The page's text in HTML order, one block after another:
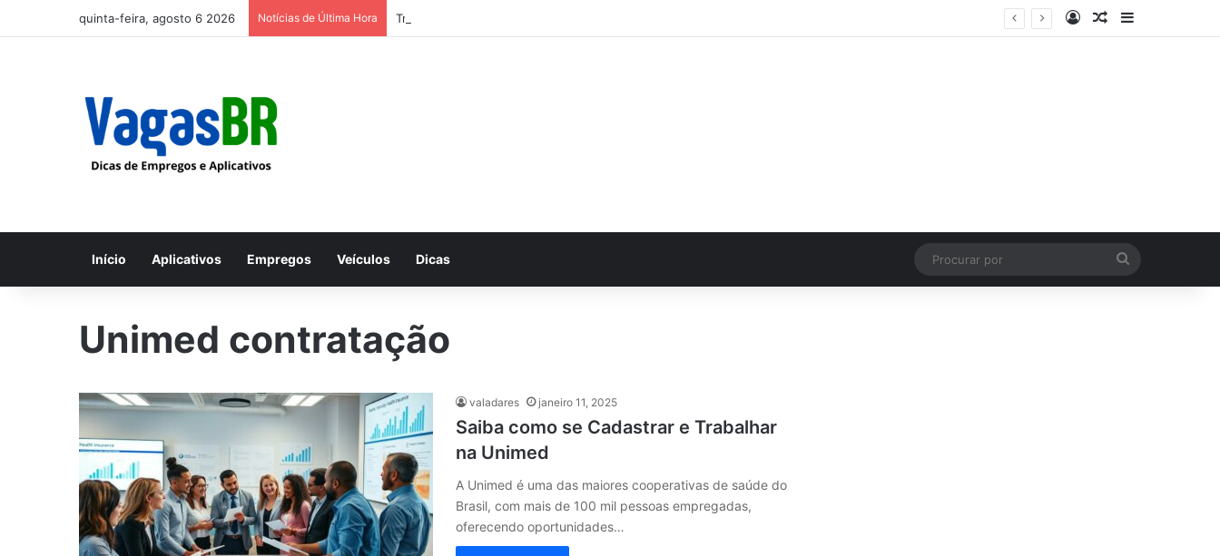
quinta-feira, agosto 6 2026 Notícias de Última Hora Trabalhe conosco: Vagas abertas na Petrobras EntrarArtigo aleatório
Início Aplicativos Empregos Veículos Dicas
por
Unimed contratação
valadares janeiro 11, 2025
Saiba como se Cadastrar e Trabalhar
na Unimed
A Unimed é uma das maiores cooperativas de saúde do
Brasil, com mais de 100 mil pessoas empregadas,
oferecendo oportunidades…